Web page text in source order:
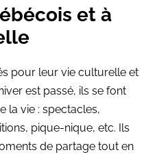
et à
pour leur vie culturelle et
est passé, ils se font
la vie : spectacles,
pique-nique, etc. Ils
de partage tout en